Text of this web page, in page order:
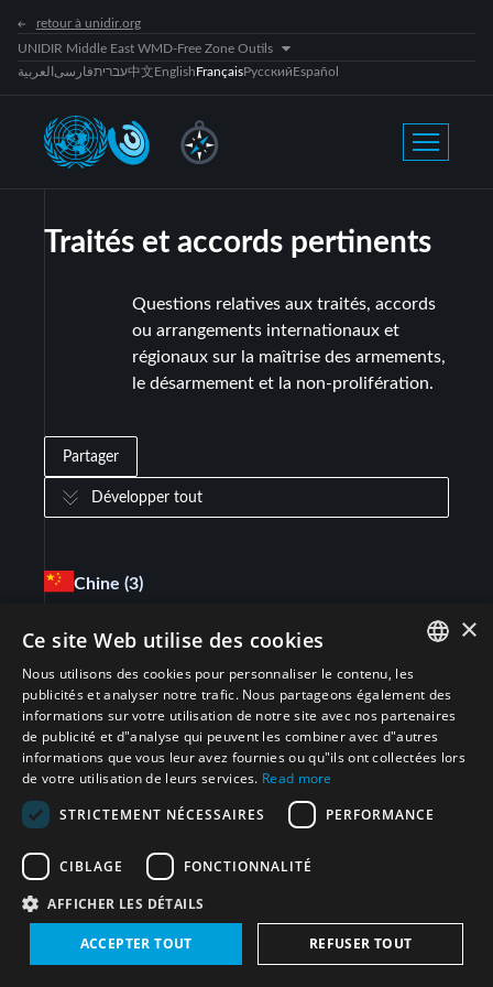
retour à unidir.org
UNIDIR Middle East WMD-Free Zone Outils
العربية فارسیעברית中文EnglishFrançaisРусскийEspañol
Traités et accords pertinents
Questions relatives aux traités, accords
ou arrangements internationaux et
régionaux sur la maîtrise des armements,
le désarmement et la non-prolifération.
Partager
Développer tout
Chine (3)
Convention sur les armes biologiques (CABT) (1)
Convention sur l’interdiction des armes
chimiques (CIAC)
(1)
nucléaires (TNP)
(
Arabie saoudite
Plan d'action global conjoint (PAGC) (1 )
ENGLISH
ARABIC
PERSIAN
×
Ce site Web utilise des cookies
Nous utilisons des cookies pour personnaliser le contenu, les
publicités et analyser notre trafic. Nous partageons également des
informations sur votre utilisation de notre site avec nos partenaires
de publicité et d"analyse qui peuvent les combiner avec d"autres
informations que vous leur avez fournies ou qu"ils ont collectées lors
de votre utilisation de leurs services. Read more
STRICTEMENT NÉCESSAIRES
PERFORMANCE
CIBLAGE FONCTIONNALITÉ
AFFICHER LES DÉTAILS
ACCEPTER TOUT REFUSER TOUT